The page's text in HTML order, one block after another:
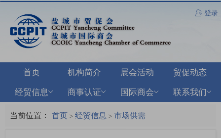
登录
首页 机构简介 展会活动
贸促动态
经贸信息
商事认证 国际商会 联系我们
当前位置： 首页 > 经贸信息 > 市场供需